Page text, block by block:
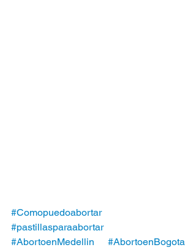
#Comopuedoabortar
#pastillasparaabortar
#AbortoenMedellin
#AbortoenBogota